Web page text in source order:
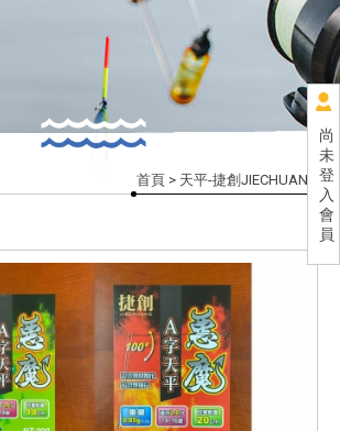
尚
未
登
入
會
員
首頁 > 天平-捷創JIECHUANG